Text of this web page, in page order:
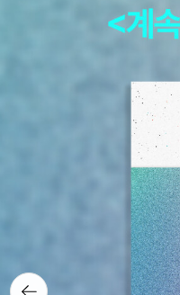
는 사람이 됩니다. (262쪽)문
우면하지도 않았습니다.
어머니》(한학자, 김영사,
하는 듯 떠밀려 오는 새하얀
쪽빛바다에서 절하듯 떠밀려
닙니다4쪽내 뒤를 감싸는 따
습니다→ 내 뒤를 감싸는 따
내 뒤를 감싸는 따사로운 햇
햇볕이 따사로워 참으로 고요
뒤로가